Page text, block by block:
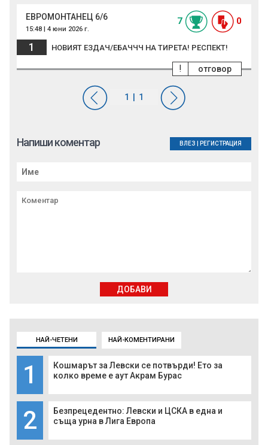
НАЙ-ЧЕТЕНИ НАЙ-КОМЕНТИРАНИ
1
Кошмарът за Левски се потвърди! Ето за
колко време е аут Акрам Бурас
2
Безпрецедентно: Левски и ЦСКА в една и
съща урна в Лига Европа
ЕВРОМОНТАНЕЦ 6/6
15:48 | 4 юни 2026 г.
7 0
1 НОВИЯТ ЕЗДАЧ/ЕБАЧЧЧ НА ТИРЕТА! РЕСПЕКТ!
отговор
!
Напиши коментар ВЛЕЗ РЕГИСТРАЦИЯ
ДОБАВИ